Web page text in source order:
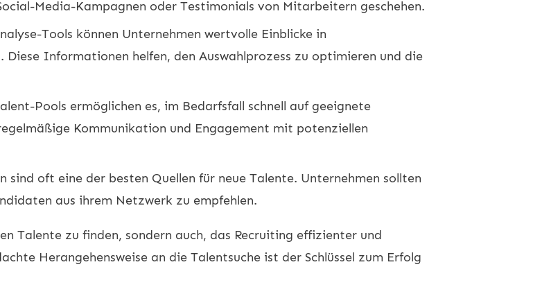
Media-Kampagnen oder Testimonials von Mitarbeitern geschehen.
Tools können Unternehmen wertvolle Einblicke in
Informationen helfen, den Auswahlprozess zu optimieren und die
Pools ermöglichen es, im Bedarfsfall schnell auf geeignete
Kommunikation und Engagement mit potenziellen
sind oft eine der besten Quellen für neue Talente. Unternehmen sollten
aus ihrem Netzwerk zu empfehlen.
Talente zu finden, sondern auch, das Recruiting effizienter und
Herangehensweise an die Talentsuche ist der Schlüssel zum Erfolg